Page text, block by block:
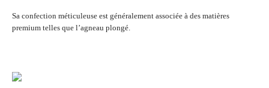
Sa confection méticuleuse est généralement associée à des matières
premium telles que l’agneau plongé.